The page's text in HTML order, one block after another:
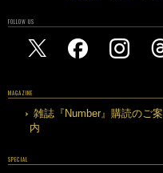
FOLLOW US
MAGAZINE
雑誌『Number』購読のご案
内
SPECIAL